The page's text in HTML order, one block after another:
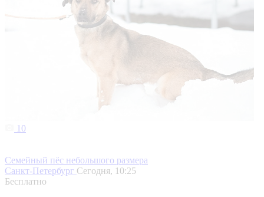
10
Семейный пёс небольшого размера
Санкт-Петербург Сегодня, 10:25
Бесплатно